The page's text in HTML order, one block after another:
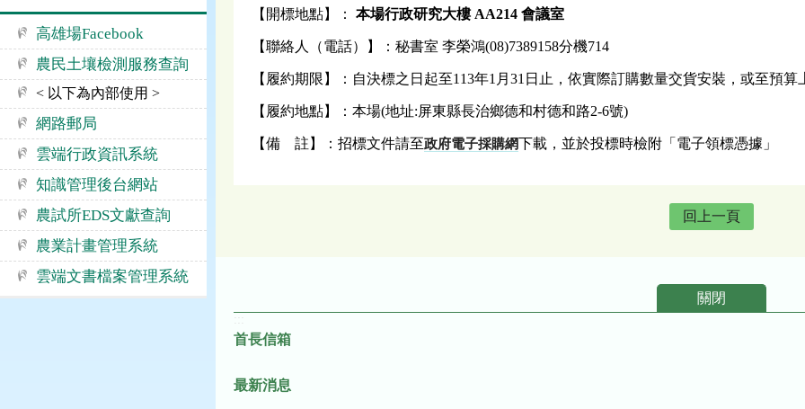
高雄場Facebook
農民土壤檢測服務查詢
< 以下為內部使用 >
網路郵局
雲端行政資訊系統
知識管理後台網站
農試所EDS文獻查詢
農業計畫管理系統
雲端文書檔案管理系統
【開標地點】： 本場行政研究大樓 AA214 會議室
【聯絡人（電話）】：秘書室 李榮鴻(08)7389158分機714
【履約期限】：自決標之日起至113年1月31日止，依實際訂購數量交貨安裝，或至預
【履約地點】：本場(地址:屏東縣長治鄉德和村德和路2-6號)
【備 註】：招標文件請至政府電子採購網下載，並於投標時檢附「電子領標憑據」
回上一頁
關閉
首長信箱
最新消息